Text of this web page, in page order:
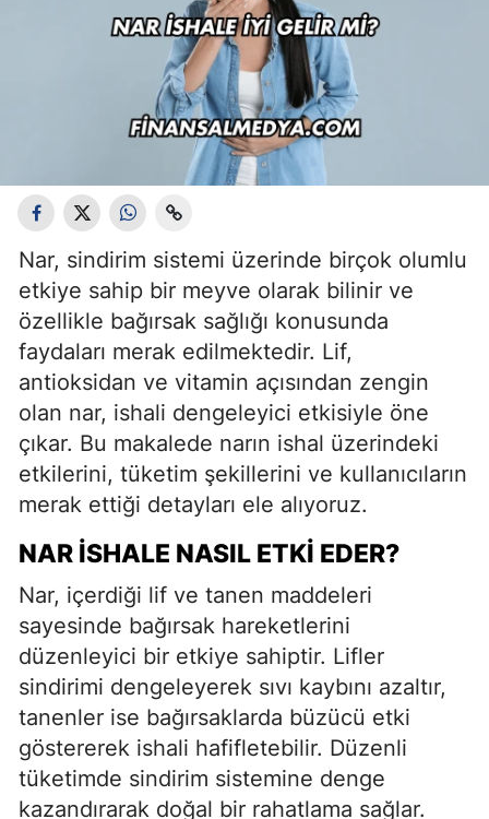
Nar, sindirim sistemi üzerinde birçok olumlu
etkiye sahip bir meyve olarak bilinir ve
özellikle bağırsak sağlığı konusunda
faydaları merak edilmektedir. Lif,
antioksidan ve vitamin açısından zengin
olan nar, ishali dengeleyici etkisiyle öne
çıkar. Bu makalede narın ishal üzerindeki
etkilerini, tüketim şekillerini ve kullanıcıların
merak ettiği detayları ele alıyoruz.
NAR İSHALE NASIL ETKI EDER?
Nar, içerdiği lif ve tanen maddeleri
sayesinde bağırsak hareketlerini
düzenleyici bir etkiye sahiptir. Lifler
sindirimi dengeleyerek sıvı kaybını azaltır,
tanenler ise bağırsaklarda büzücü etki
göstererek ishali hafifletebilir. Düzenli
tüketimde sindirim sistemine denge
kazandırarak doğal bir rahatlama sağlar.